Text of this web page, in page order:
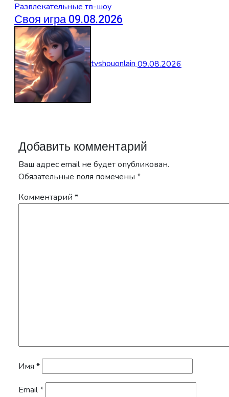
Развлекательные тв-шоу
Своя игра 09.08.2026
tvshouonlain09.08.2026
Добавить комментарий
Ваш адрес email не будет опубликован.
Обязательные поля помечены *
Комментарий *
Имя *
Email*